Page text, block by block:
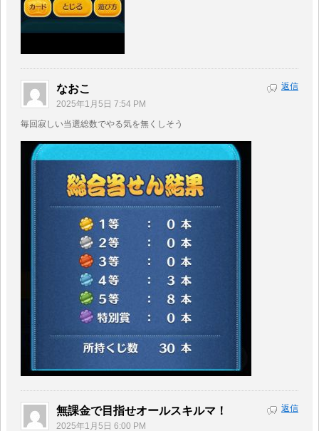
なおこ
2025年1月5日 7:54 PM
毎回寂しい当選総数でやる気を無くしそう
返信
無課金で目指せオールスキルマ！
2025年1月5日 6:00 PM
返信